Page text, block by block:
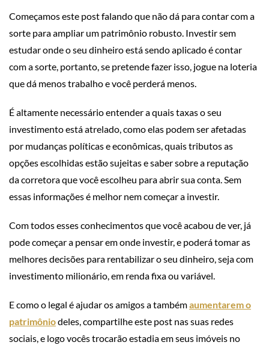
Começamos este post falando que não dá para contar com a
sorte para ampliar um patrimônio robusto. Investir sem
estudar onde o seu dinheiro está sendo aplicado é contar
com a sorte, portanto, se pretende fazer isso, jogue na loteria
que dá menos trabalho e você perderá menos.
É altamente necessário entender a quais taxas o seu
investimento está atrelado, como elas podem ser afetadas
por mudanças políticas e econômicas, quais tributos as
opções escolhidas estão sujeitas e saber sobre a reputação
da corretora que você escolheu para abrir sua conta. Sem
essas informações é melhor nem começar a investir.
Com todos esses conhecimentos que você acabou de ver, já
pode começar a pensar em onde investir, e poderá tomar as
melhores decisões para rentabilizar o seu dinheiro, seja com
investimento milionário, em renda fixa ou variável.
E como o legal é ajudar os amigos a tambémaumentarem o
patrimôniodeles, compartilhe este post nas suas redes
sociais, e logo vocês trocarão estadia em seus imóveis no